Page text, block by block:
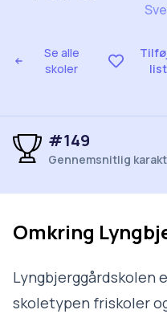
Se alle
skoler
#149
Gennemsnitlig
Omkring
Lyngbjerggårdskolen
skoletypen friskoler